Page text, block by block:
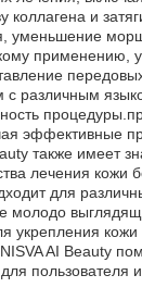
коллагена и
уменьшение
применению,
с различным
эффективные
также имеет
лечения
для
молодо
укрепления кожи
AI Beauty